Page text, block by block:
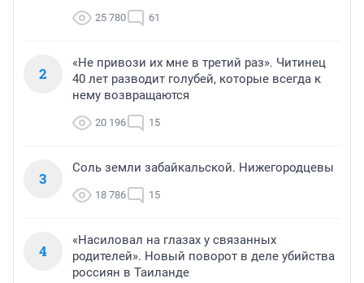
25 780 61
2
«Не привози их мне в третий раз». Читинец
40 лет разводит голубей, которые всегда к
нему возвращаются
20 196 15
3
Соль земли забайкальской. Нижегородцевы
18 786 15
4
«Насиловал на глазах у связанных
родителей». Новый поворот в деле убийства
россиян в Таиланде